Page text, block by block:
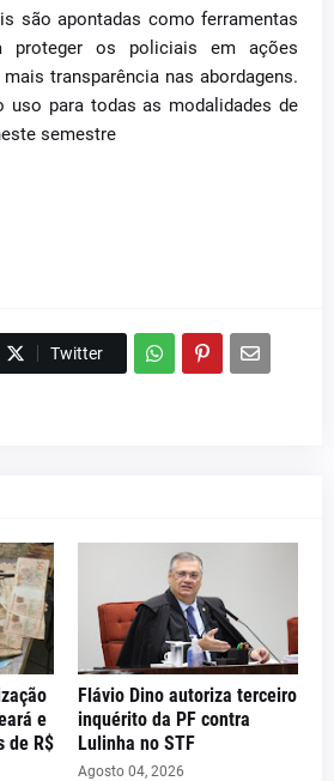
são apontadas como ferramentas
proteger os policiais em ações
transparência nas abordagens.
uso para todas as modalidades de
semestre
Twitter
e
de R$
Flávio Dino autoriza terceiro
inquérito da PF contra
Lulinha no STF
Agosto 04, 2026